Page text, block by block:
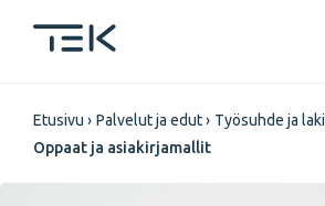
pääsisältöön
Murupolku
Etusivu Palvelut ja edut
Työsuhde ja laki
Oppaat ja asiakirjamallit